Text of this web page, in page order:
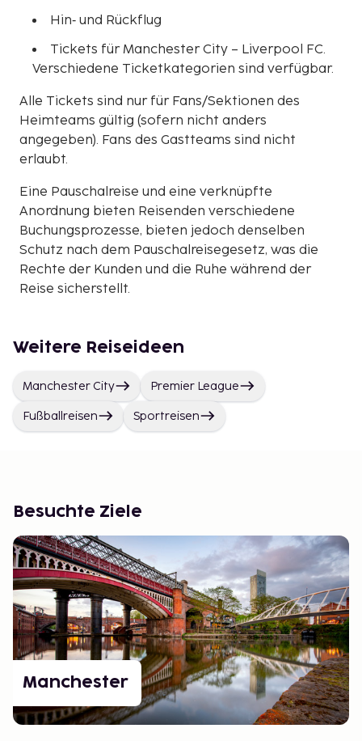
Hin‑ und Rückflug
Tickets für Manchester City – Liverpool FC.
Verschiedene Ticketkategorien sind verfügbar.
Alle Tickets sind nur für Fans/Sektionen des
Heimteams gültig (sofern nicht anders
angegeben). Fans des Gastteams sind nicht
erlaubt.
Eine Pauschalreise und eine verknüpfte
Anordnung bieten Reisenden verschiedene
Buchungsprozesse, bieten jedoch denselben
Schutz nach dem Pauschalreisegesetz, was die
Rechte der Kunden und die Ruhe während der
Reise sicherstellt.
Weitere Reiseideen
Manchester City Premier League
Fußballreisen Sportreisen
Besuchte Ziele
Manchester